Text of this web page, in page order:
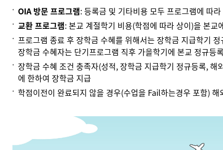
OIA 방문 프로그램: 등록금 및 기타비용 모두 프로그램에 따
교환 프로그램: 본교 계절학기 비용(학점에 따라 상이)을 본
프로그램 종료 후 장학금 수혜를 위해서는 장학금 지급학기
장학금 수혜자는 단기프로그램 직후 가을학기에 본교 정규등
장학금 수혜 조건 충족자(성적, 장학금 지급학기 정규등록,
에 한하여 장학금 지급
학점이전이 완료되지 않을 경우(수업을 Fail하는경우 포함)